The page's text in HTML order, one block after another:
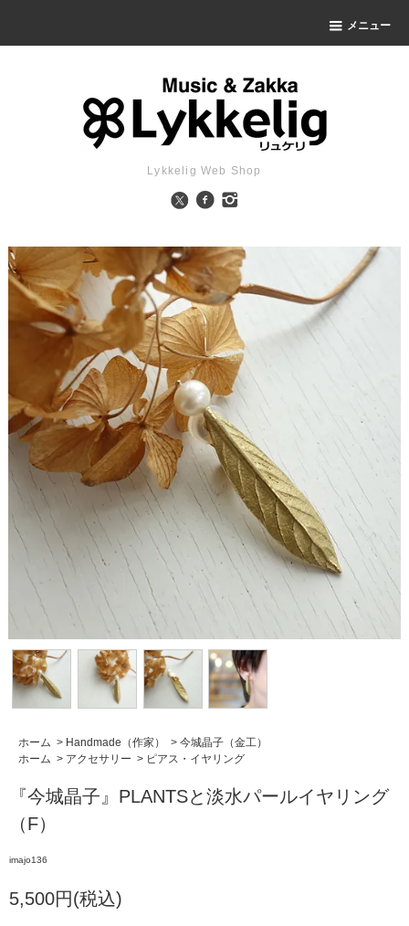
メニュー
Lykkelig Web Shop
ホーム > Handmade（作家） > 今城晶子（金工）
ホーム > アクセサリー > ピアス・イヤリング
『今城晶子』PLANTSと淡水パールイヤリング
（F）
imajo136
5,500円(税込)